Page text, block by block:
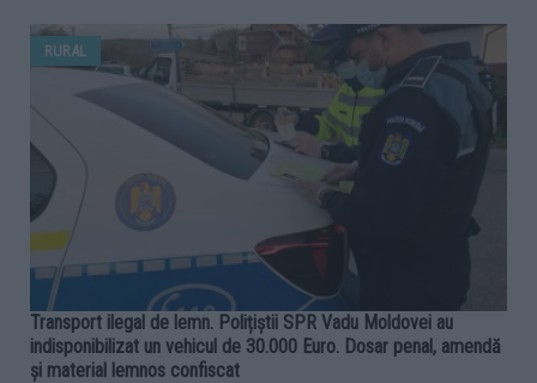
RURAL
Transport ilegal de lemn. Polițiștii SPR Vadu Moldovei au
indisponibilizat un vehicul de 30.000 Euro. Dosar penal, amendă
și material lemnos confiscat